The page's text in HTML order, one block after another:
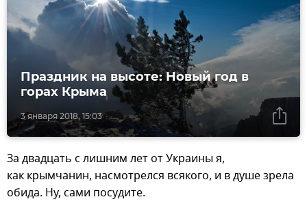
3 января 2018, 15:03
Праздник на высоте: Новый год в
горах Крыма
За двадцать с лишним лет от Украины я,
как крымчанин, насмотрелся всякого, и в душе зрела
обида. Ну, сами посудите.